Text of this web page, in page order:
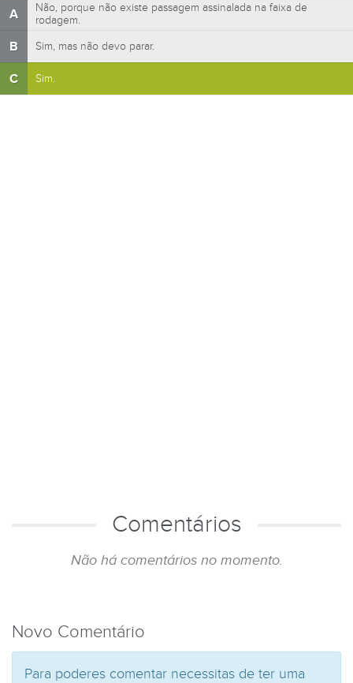
A
Não, porque não existe passagem assinalada na faixa de
rodagem.
B Sim, mas não devo parar.
C Sim.
Comentários
Não há comentários no momento.
Novo Comentário
Para poderes comentar necessitas de ter uma